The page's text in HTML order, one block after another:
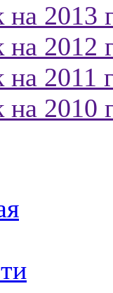
2013
2012
2011
2010